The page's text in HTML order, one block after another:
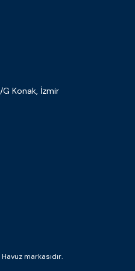
G Konak, İzmir
markasıdır.